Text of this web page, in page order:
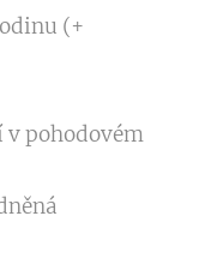
(+
pohodovém